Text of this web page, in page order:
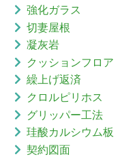
強化ガラス
切妻屋根
凝灰岩
クッションフロア
繰上げ返済
クロルピリホス
グリッパー工法
珪酸カルシウム板
契約図面